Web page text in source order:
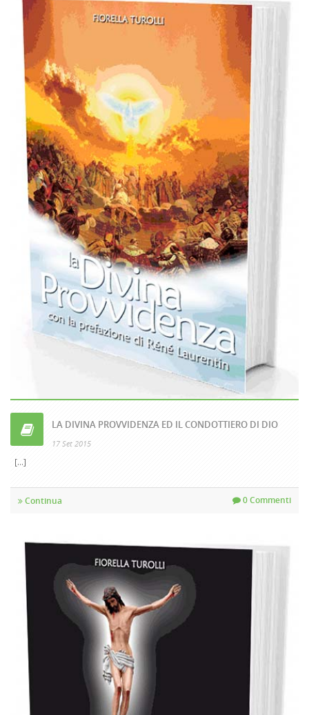
LA DIVINA PROVVIDENZA ED IL CONDOTTIERO DI DIO
17 Set 2015
[...]
Continua 0 Commenti